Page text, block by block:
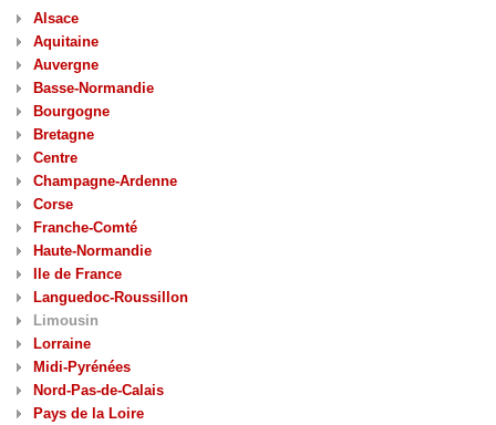
Alsace
Aquitaine
Auvergne
Basse-Normandie
Bourgogne
Bretagne
Centre
Champagne-Ardenne
Corse
Franche-Comté
Haute-Normandie
Ile de France
Languedoc-Roussillon
Limousin
Lorraine
Midi-Pyrénées
Nord-Pas-de-Calais
Pays de la Loire